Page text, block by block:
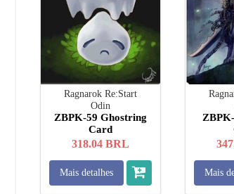
Ragnarok Re:Start
Odin
ZBPK-59 Ghostring
Card
318.04 BRL
Mais detalhes Mais